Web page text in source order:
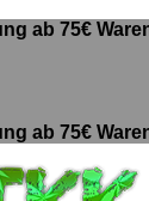
ab 75€
ab 75€